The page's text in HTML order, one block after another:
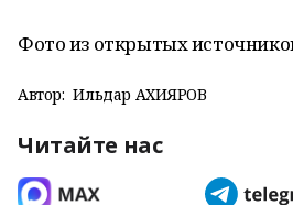
Фото из открытых
Автор: Ильдар АХИЯРОВ
Читайте нас